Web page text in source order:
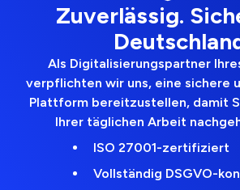
Zuverlässig.
Als Digitalisierungspartner
verpflichten wir uns, eine sichere
Plattform bereitzustellen, damit
Ihrer täglichen Arbeit
ISO 27001-zertifiziert
Vollständig DSGVO-